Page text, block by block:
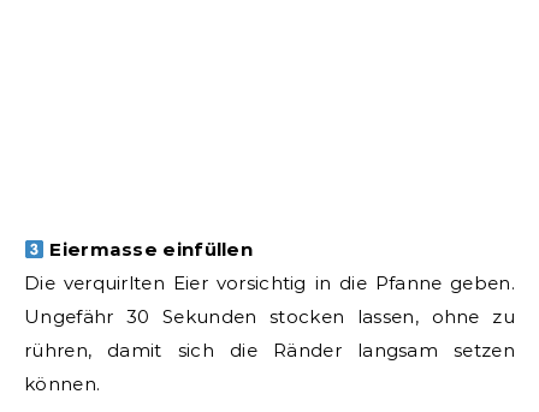
Eiermasse einfüllen
Die verquirlten Eier vorsichtig in die Pfanne geben.
Ungefähr 30 Sekunden stocken lassen, ohne zu
rühren, damit sich die Ränder langsam setzen
können.